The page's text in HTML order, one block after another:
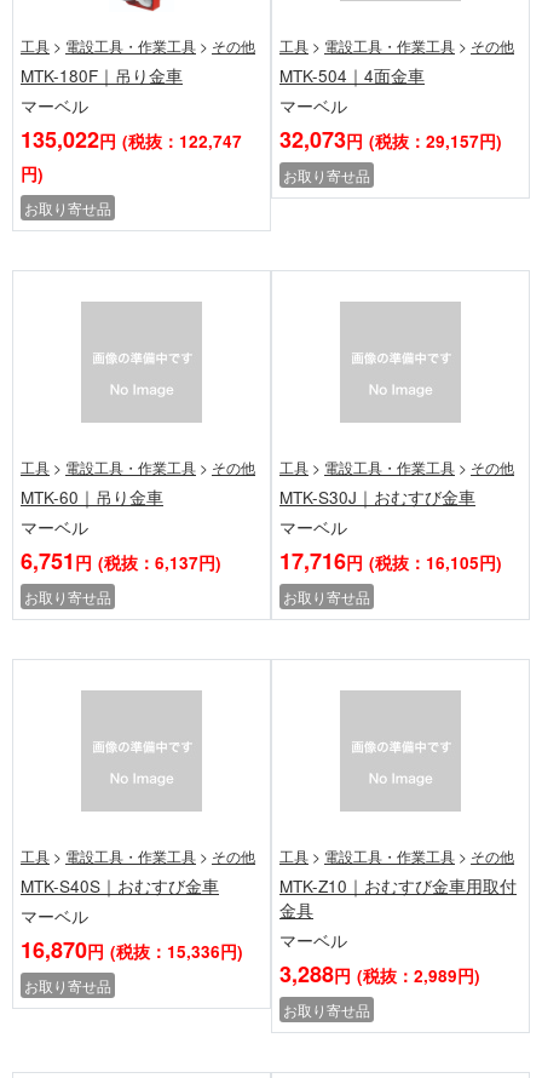
工具 > 電設工具・作業工具 > その他
MTK-180F｜吊り金車
マーベル
135,022円 (税抜：122,747
円)
お取り寄せ品
工具 > 電設工具・作業工具 > その他
MTK-504｜4面金車
マーベル
32,073円 (税抜：29,157円)
お取り寄せ品
工具 > 電設工具・作業工具 > その他
MTK-60｜吊り金車
マーベル
6,751 円 (税抜：6,137円)
お取り寄せ品
工具 > 電設工具・作業工具 > その他
MTK-S30J｜おむすび金車
マーベル
17,716円 (税抜：16,105円)
お取り寄せ品
工具 > 電設工具・作業工具 > その他
MTK-S40S｜おむすび金車
マーベル
16,870円 (税抜：15,336円)
お取り寄せ品
工具 > 電設工具・作業工具 > その他
MTK-Z10｜おむすび金車用取付
金具
マーベル
3,288円 (税抜：2,989円)
お取り寄せ品